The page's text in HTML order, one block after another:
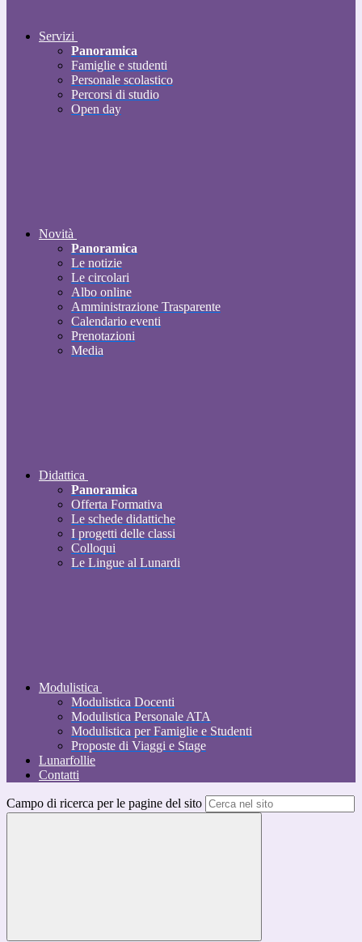
Servizi
Panoramica
Famiglie e studenti
Personale scolastico
Percorsi di studio
Open day
Novità
Panoramica
Le notizie
Le circolari
Albo online
Amministrazione Trasparente
Calendario eventi
Prenotazioni
Media
Didattica
Panoramica
Offerta Formativa
Le schede didattiche
I progetti delle classi
Colloqui
Le Lingue al Lunardi
Modulistica
Modulistica Docenti
Modulistica Personale ATA
Modulistica per Famiglie e Studenti
Proposte di Viaggi e Stage
Lunarfollie
Contatti
Campo di ricerca per le pagine del sito